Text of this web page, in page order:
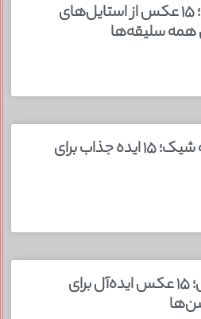
سرهمی شیک جذاب؛ ۱۵ عکس از استایل‌های
سلیقه‌ها
انگشتر سنگی مردانه شیک؛ ۱۵ ایده جذاب برای
پیراهن شیک مهمانی؛ ۱۵ عکس ایده‌آل برای